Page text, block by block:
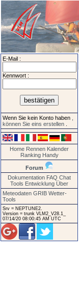
E-Mail :
Kennwort :
Wenn Sie kein Konto haben
können Sie eins erstellen
Home Rennen Kalender
Ranking Handy
Forum
Dokumentation FAQ Chat
Tools Entwicklung Über
Meteodaten GRIB Wetter-
Tools
Srv = NEPTUNE2.
Version = trunk VLM2_V28.1_
07/14/20 08:00:45 AM UTC